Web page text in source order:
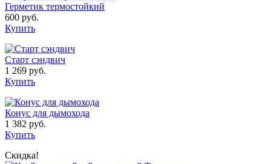
Герметик термостойкий
600 руб.
Купить
Старт сэндвич
1 269 руб.
Купить
Конус для дымохода
1 382 руб.
Купить
Скидка!